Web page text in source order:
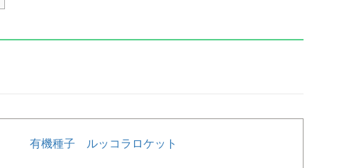
有機種子 ルッコラロケット